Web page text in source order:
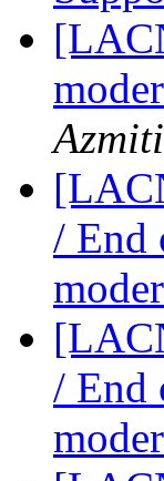
/ End
/ End